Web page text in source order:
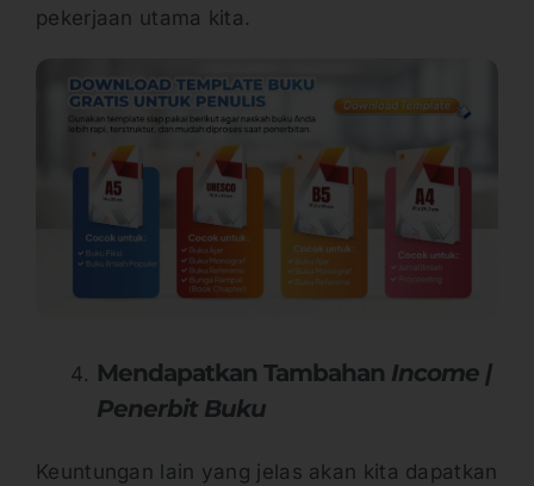
pekerjaan utama kita.
Mendapatkan Tambahan Income |
Penerbit Buku
Keuntungan lain yang jelas akan kita dapatkan